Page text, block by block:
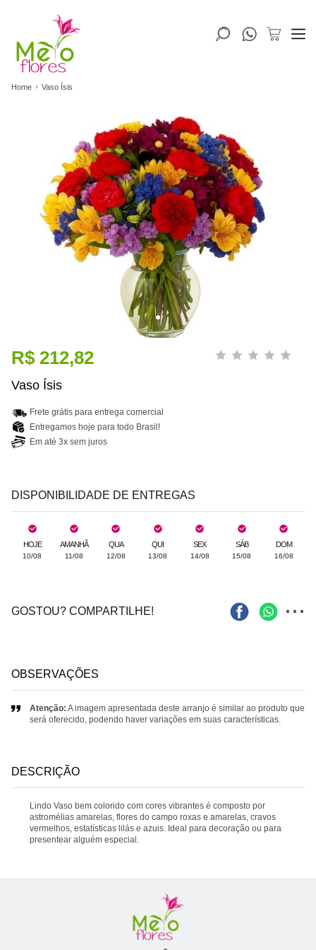
Home Vaso Ísis
R$ 212,82
Vaso Ísis
Frete grátis para entrega comercial
Entregamos hoje para todo Brasil!
Em até 3x sem juros
DISPONIBILIDADE DE ENTREGAS
HOJE
10/08
AMANHÃ
11/08
QUA
12/08
QUI
13/08
SEX
14/08
SÁB
15/08
DOM
16/08
GOSTOU? COMPARTILHE! ...
OBSERVAÇÕES
Atenção: A imagem apresentada deste arranjo é similar ao produto que
será oferecido, podendo haver variações em suas características.
DESCRIÇÃO
Lindo Vaso bem colorido com cores vibrantes é composto por
astromélias amarelas, flores do campo roxas e amarelas, cravos
vermelhos, estatísticas lilás e azuis. Ideal para decoração ou para
presentear alguém especial.